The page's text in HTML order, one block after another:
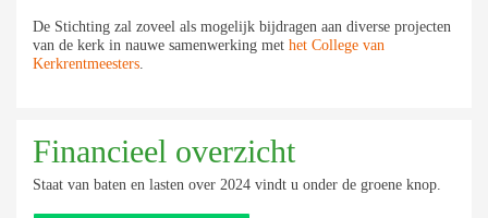
De Stichting zal zoveel als mogelijk bijdragen aan diverse projecten
van de kerk in nauwe samenwerking met het College van
Kerkrentmeesters.
Financieel overzicht
Staat van baten en lasten over 2024 vindt u onder de groene knop.